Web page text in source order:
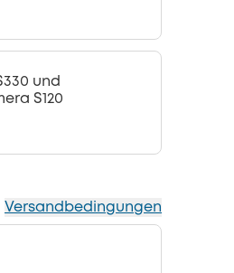
und
S120
Versandbedingungen